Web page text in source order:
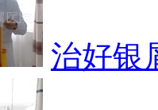
治好银